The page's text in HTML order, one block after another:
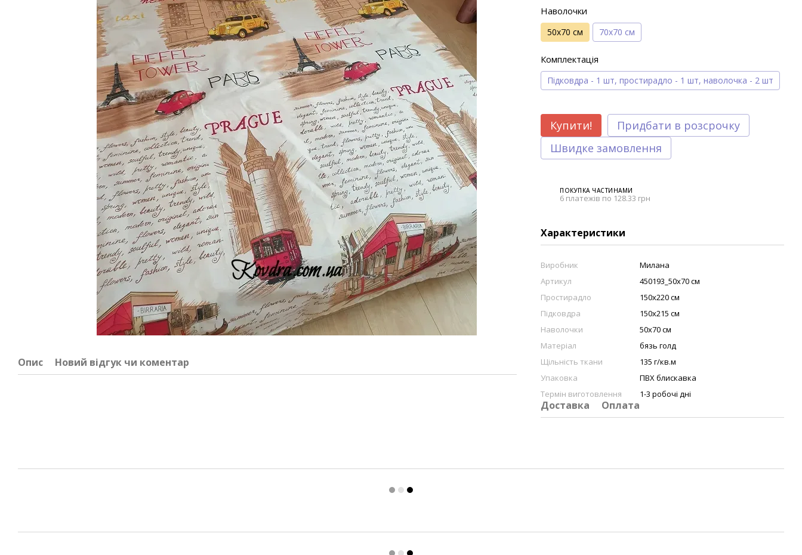
Опис Новий відгук чи коментар
Наволочки
50х70 см 70х70 см
Комплектація
Підковдра - 1 шт, простирадло - 1 шт, наволочка - 2 шт
Купити!
Придбати в розсрочку
Швидке замовлення
ПОКУПКА ЧАСТИНАМИ
6 платежів по 128.33 грн
Характеристики
Виробник
Милана
Артикул
450193_50х70 см
Простирадло
150х220 см
Підковдра
150х215 см
Наволочки
50х70 см
Матеріал
бязь голд
Щільність ткани
135 г/кв.м
Упаковка
ПВХ блискавка
Термін виготовлення
1-3 робочі дні
Доставка Оплата